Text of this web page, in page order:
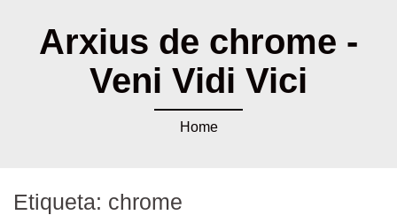
Arxius de chrome -
Veni Vidi Vici
Home
Etiqueta: chrome